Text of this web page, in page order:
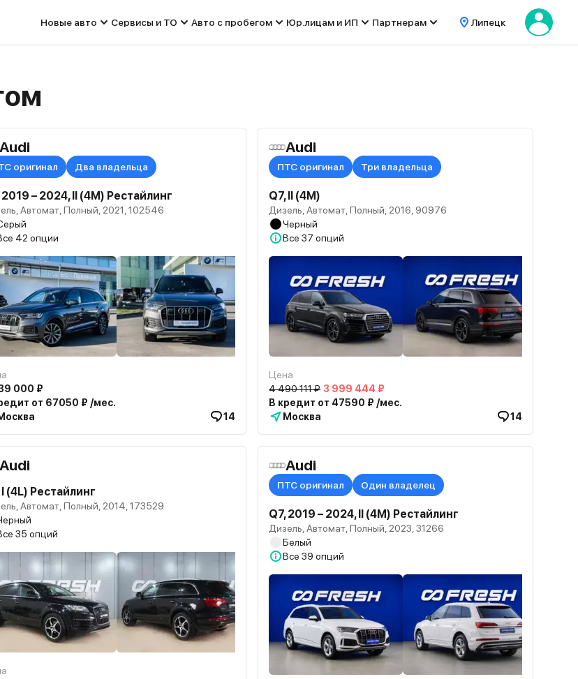
Новые авто Сервисы и ТО Авто с пробегом Юр.лицам и ИП Партнерам Липецк
оригинал Два владельца
2019 – 2024, II (4M) Рестайлинг
Автомат, Полный, 2021, 102546
42 опции
000 ₽
от 67050 ₽ /мес.
14
Audi
ПТС оригинал Три владельца
Q7, II (4M)
Дизель, Автомат, Полный, 2016, 90976
Черный
Все37 опций
Цена
4 490 111 ₽ 3 999 444 ₽
В кредит от 47590 ₽ /мес.
Москва
14
I (4L) Рестайлинг
Автомат, Полный, 2014, 173529
35 опций
Audi
ПТС оригинал Один владелец
Q7, 2019 – 2024, II (4M) Рестайлинг
Дизель, Автомат, Полный, 2023, 31266
Белый
Все39 опций